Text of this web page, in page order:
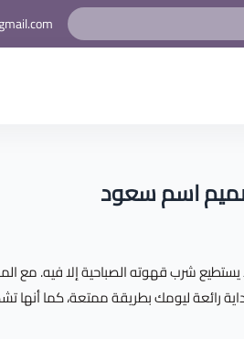
اسم سعود
شرب قهوته الصباحية إلا فيه. مع
رائعة ليومك بطريقة ممتعة، كما أنها